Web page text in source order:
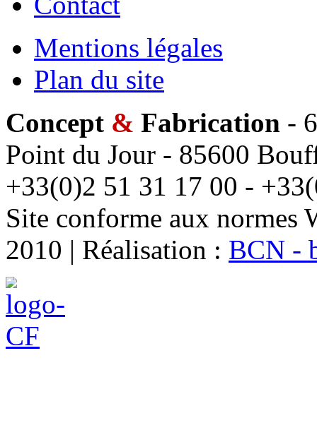
Mentions légales
Plan du site
Concept & Fabrication -
Point du Jour - 85600
+33(0)2 51 31 17 00 -
Site conforme aux
2010 | Réalisation : BCN -